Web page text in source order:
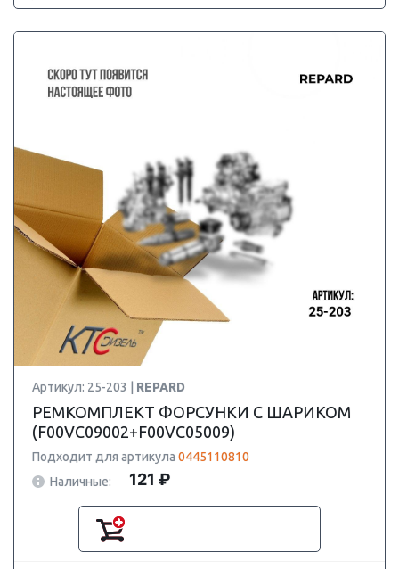
Артикул: 25-203 | REPARD
РЕМКОМПЛЕКТ ФОРСУНКИ С ШАРИКОМ
(F00VC09002+F00VC05009)
Подходит для артикула 0445110810
Наличные:
121 ₽